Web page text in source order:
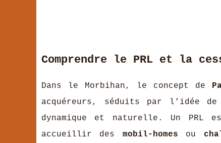
Comprendre le PRL et la
Dans le Morbihan, le concept de
acquéreurs, séduits par l'idée de
dynamique et naturelle. Un PRL
accueillir des mobil-homes ou